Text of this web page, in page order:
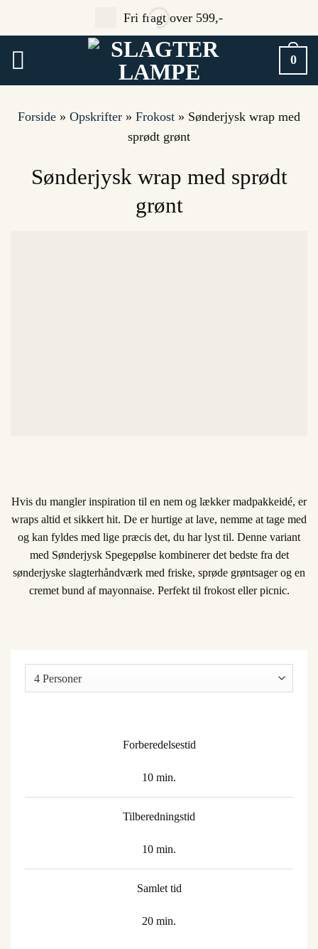
Fri fragt over 599,-
0
Forside » Opskrifter » Frokost » Sønderjysk wrap med
sprødt grønt
Sønderjysk wrap med sprødt
grønt
Hvis du mangler inspiration til en nem og lækker madpakkeidé, er
wraps altid et sikkert hit. De er hurtige at lave, nemme at tage med
og kan fyldes med lige præcis det, du har lyst til. Denne variant
med Sønderjysk Spegepølse kombinerer det bedste fra det
sønderjyske slagterhåndværk med friske, sprøde grøntsager og en
cremet bund af mayonnaise. Perfekt til frokost eller picnic.
Forberedelsestid
10 min.
Tilberedningstid
10 min.
Samlet tid
20 min.